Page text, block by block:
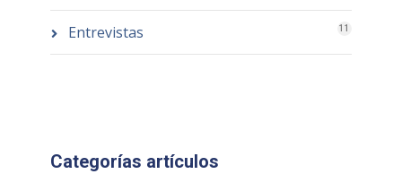
Entrevistas 11
Categorías artículos